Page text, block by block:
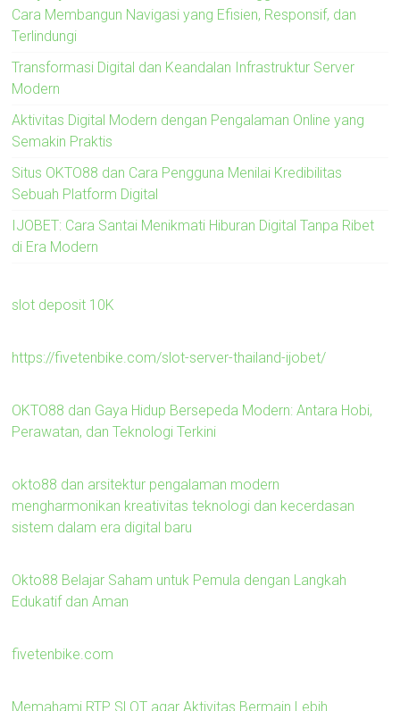
Cara Membangun Navigasi yang Efisien, Responsif, dan
Terlindungi
Transformasi Digital dan Keandalan Infrastruktur Server
Modern
Aktivitas Digital Modern dengan Pengalaman Online yang
Semakin Praktis
Situs OKTO88 dan Cara Pengguna Menilai Kredibilitas
Sebuah Platform Digital
IJOBET: Cara Santai Menikmati Hiburan Digital Tanpa Ribet
di Era Modern
slot deposit 10K
https://fivetenbike.com/slot-server-thailand-ijobet/
OKTO88 dan Gaya Hidup Bersepeda Modern: Antara Hobi,
Perawatan, dan Teknologi Terkini
okto88 dan arsitektur pengalaman modern
mengharmonikan kreativitas teknologi dan kecerdasan
sistem dalam era digital baru
Okto88 Belajar Saham untuk Pemula dengan Langkah
Edukatif dan Aman
fivetenbike.com
Memahami RTP SLOT agar Aktivitas Bermain Lebih